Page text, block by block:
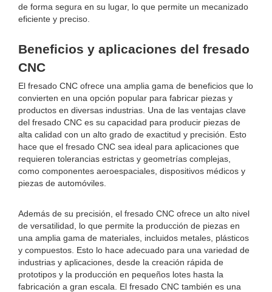
de forma segura en su lugar, lo que permite un mecanizado
eficiente y preciso.
Beneficios y aplicaciones del fresado
CNC
El fresado CNC ofrece una amplia gama de beneficios que lo
convierten en una opción popular para fabricar piezas y
productos en diversas industrias. Una de las ventajas clave
del fresado CNC es su capacidad para producir piezas de
alta calidad con un alto grado de exactitud y precisión. Esto
hace que el fresado CNC sea ideal para aplicaciones que
requieren tolerancias estrictas y geometrías complejas,
como componentes aeroespaciales, dispositivos médicos y
piezas de automóviles.
Además de su precisión, el fresado CNC ofrece un alto nivel
de versatilidad, lo que permite la producción de piezas en
una amplia gama de materiales, incluidos metales, plásticos
y compuestos. Esto lo hace adecuado para una variedad de
industrias y aplicaciones, desde la creación rápida de
prototipos y la producción en pequeños lotes hasta la
fabricación a gran escala. El fresado CNC también es una